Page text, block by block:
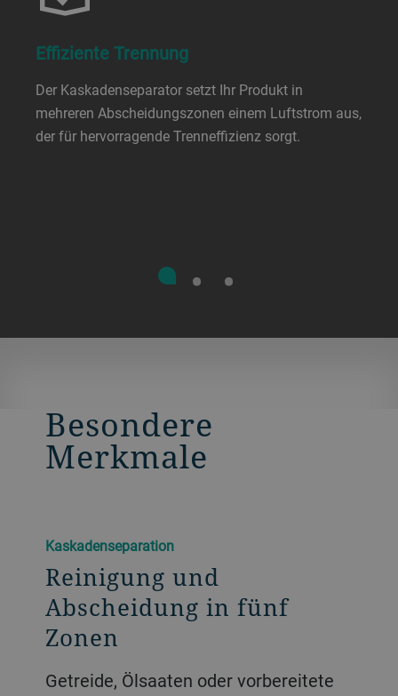
Effiziente Trennung
Der Kaskadenseparator setzt Ihr Produkt in
mehreren Abscheidungszonen einem Luftstrom aus,
der für hervorragende Trenneffizienz sorgt.
Besondere
Merkmale
Kaskadenseparation
Reinigung und
Abscheidung in fünf
Zonen
Getreide, Ölsaaten oder vorbereitete